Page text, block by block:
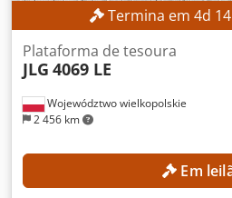
Termina em 4d 14
Województwo wielkopolskie
2 456 km
Plataforma de tesoura
JLG 4069 LE
Em